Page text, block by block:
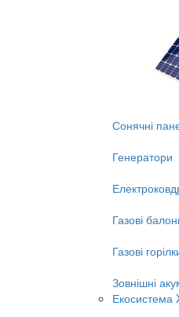
Сонячні
Генератори
Газові
Газові
Зовнішні
Екосистема